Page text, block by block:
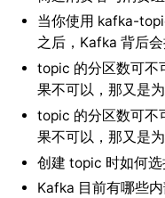
当你使用 kafka-
之后，Kafka 背后
topic 的分区数可不
果不可以，那又是
topic 的分区数可不
果不可以，那又是
创建 topic 时如何选
Kafka 目前有哪些